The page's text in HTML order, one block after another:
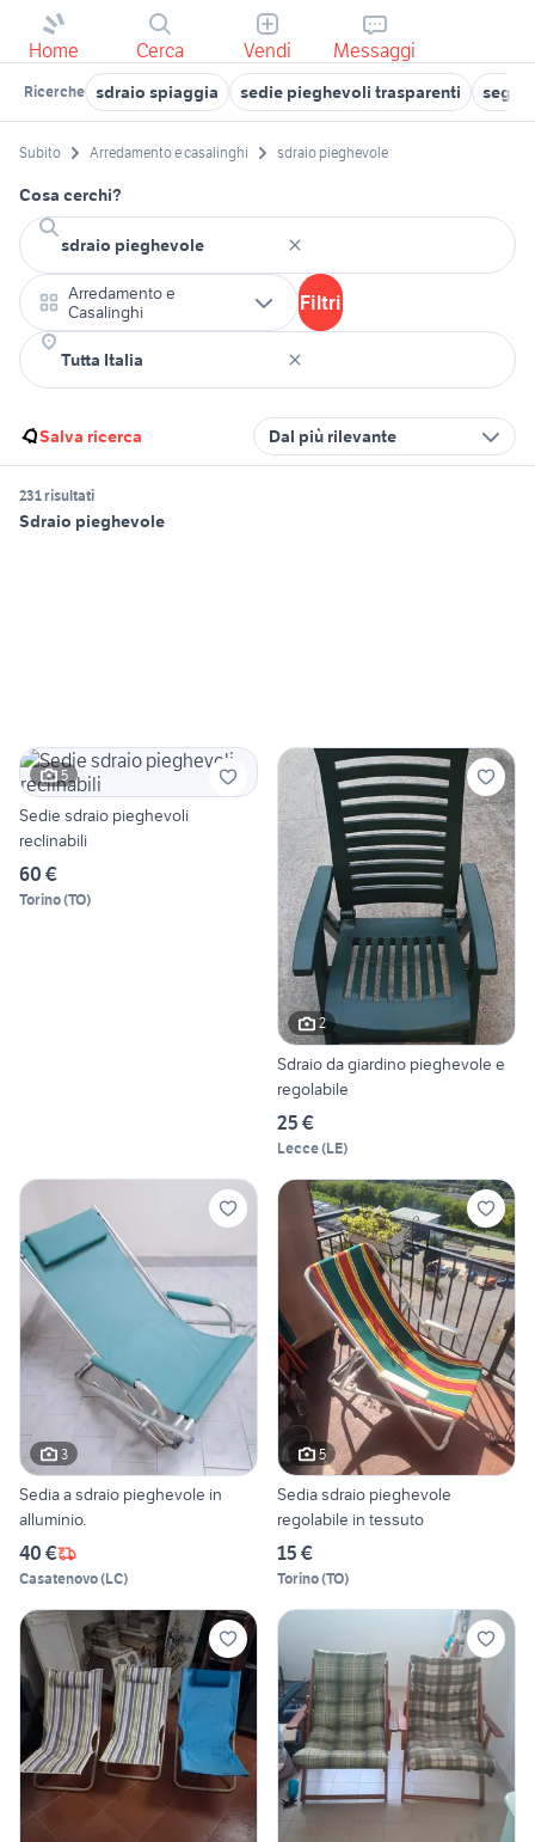
Home Cerca Vendi Messaggi
Ricerche sdraio spiaggia sedie pieghevoli trasparenti
Subito Arredamento e casalinghi sdraio pieghevole
Cosa cerchi?
Arredamento e
Casalinghi
Filtri
Salva ricerca Dal più rilevante
231 risultati
Sdraio pieghevole
5
Sedie sdraio pieghevoli
reclinabili
60 €
Torino(TO)
2
Sdraio da giardino pieghevole e
regolabile
25 €
Lecce(LE)
3
Sedia a sdraio pieghevole in
alluminio.
40 €
Casatenovo(LC)
5
Sedia sdraio pieghevole
regolabile in tessuto
15 €
Torino(TO)